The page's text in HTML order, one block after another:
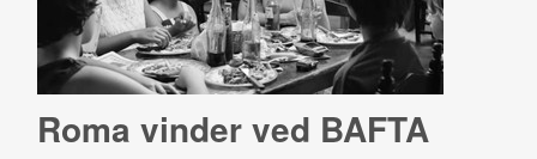
Roma vinder ved BAFTA